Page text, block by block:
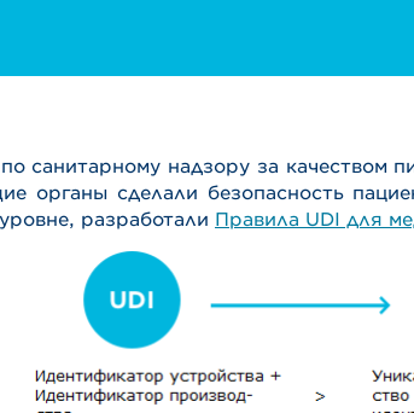
санитарному надзору за качеством
органы сделали безопасность
разработали Правила UDI для